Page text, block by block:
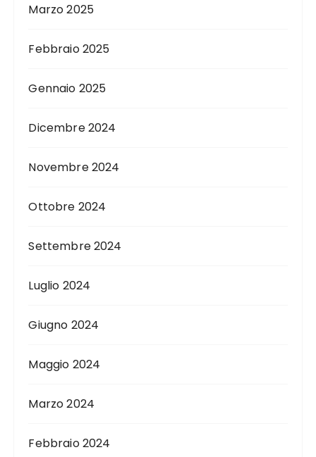
Marzo 2025
Febbraio 2025
Gennaio 2025
Dicembre 2024
Novembre 2024
Ottobre 2024
Settembre 2024
Luglio 2024
Giugno 2024
Maggio 2024
Marzo 2024
Febbraio 2024